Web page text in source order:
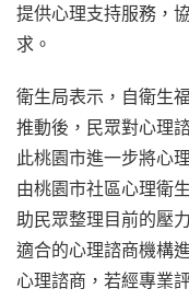
提供心理支持服務，
求。
衛生局表示，自衛生
推動後，民眾對心理
此桃園市進一步將心
由桃園市社區心理衛
助民眾整理目前的壓
適合的心理諮商機構
心理諮商，若經專業